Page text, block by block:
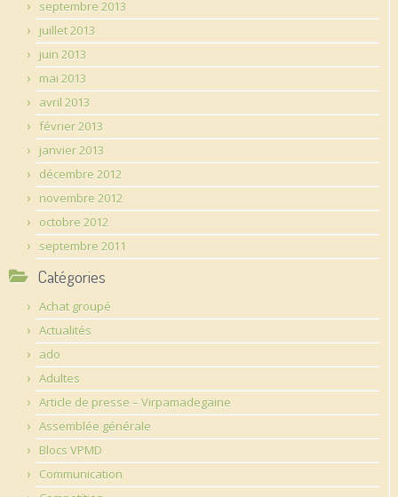
septembre 2013
juillet 2013
juin 2013
mai 2013
avril 2013
février 2013
janvier 2013
décembre 2012
novembre 2012
octobre 2012
septembre 2011
Catégories
Achat groupé
Actualités
ado
Adultes
Article de presse – Virpamadegaine
Assemblée générale
Blocs VPMD
Communication